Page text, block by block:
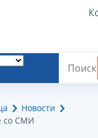
Новости
со СМИ